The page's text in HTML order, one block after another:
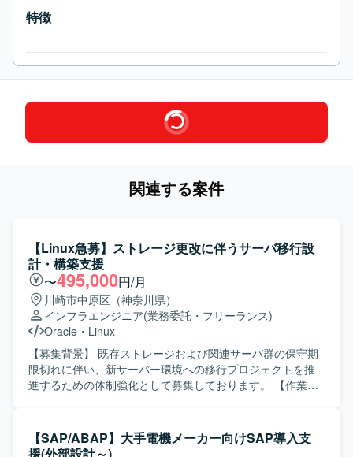
特徴
関連する案件
【Linux急募】ストレージ更改に伴うサーバ移行設
計・構築支援
〜495,000円/月
川崎市中原区（神奈川県）
インフラエンジニア(業務委託・フリーランス)
Oracle ・ Linux
【募集背景】 既存ストレージおよび関連サーバ群の保守期
限切れに伴い、新サーバー環境への移行プロジェクトを推
進するための体制強化として募集しております。 【作業内
続などの物理作業を含むサーバ基盤の構築、サーバミドル
ウェア（クラスタ構成など）の設計変更、Oracleデータベ
【SAP/ABAP】大手電機メーカー向けSAP導入支